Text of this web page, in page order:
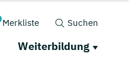
Merkliste Suchen
Weiterbildung